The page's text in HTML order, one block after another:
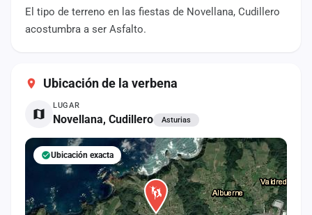
El tipo de terreno en las fiestas de Novellana, Cudillero
acostumbra a ser Asfalto.
Ubicación de la verbena
LUGAR
Novellana, Cudillero Asturias
Ubicación exacta
Administración